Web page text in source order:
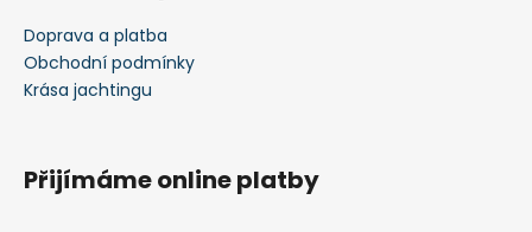
Doprava a platba
Obchodní podmínky
Krása jachtingu
Přijímáme online platby